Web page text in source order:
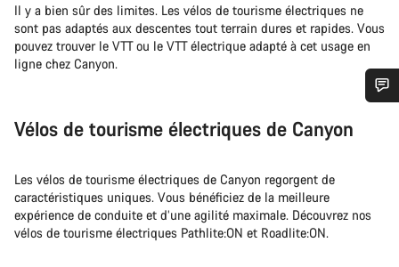
Il y a bien sûr des limites. Les vélos de tourisme électriques ne
sont pas adaptés aux descentes tout terrain dures et rapides. Vous
pouvez trouver le VTT ou le VTT électrique adapté à cet usage en
ligne chez Canyon.
Vélos de tourisme électriques de Canyon
Les vélos de tourisme électriques de Canyon regorgent de
caractéristiques uniques. Vous bénéficiez de la meilleure
expérience de conduite et d’une agilité maximale. Découvrez nos
vélos de tourisme électriques Pathlite:ON et Roadlite:ON.
Besoin d’aide ?
répondre à vos questions.
Démarrer le Chat